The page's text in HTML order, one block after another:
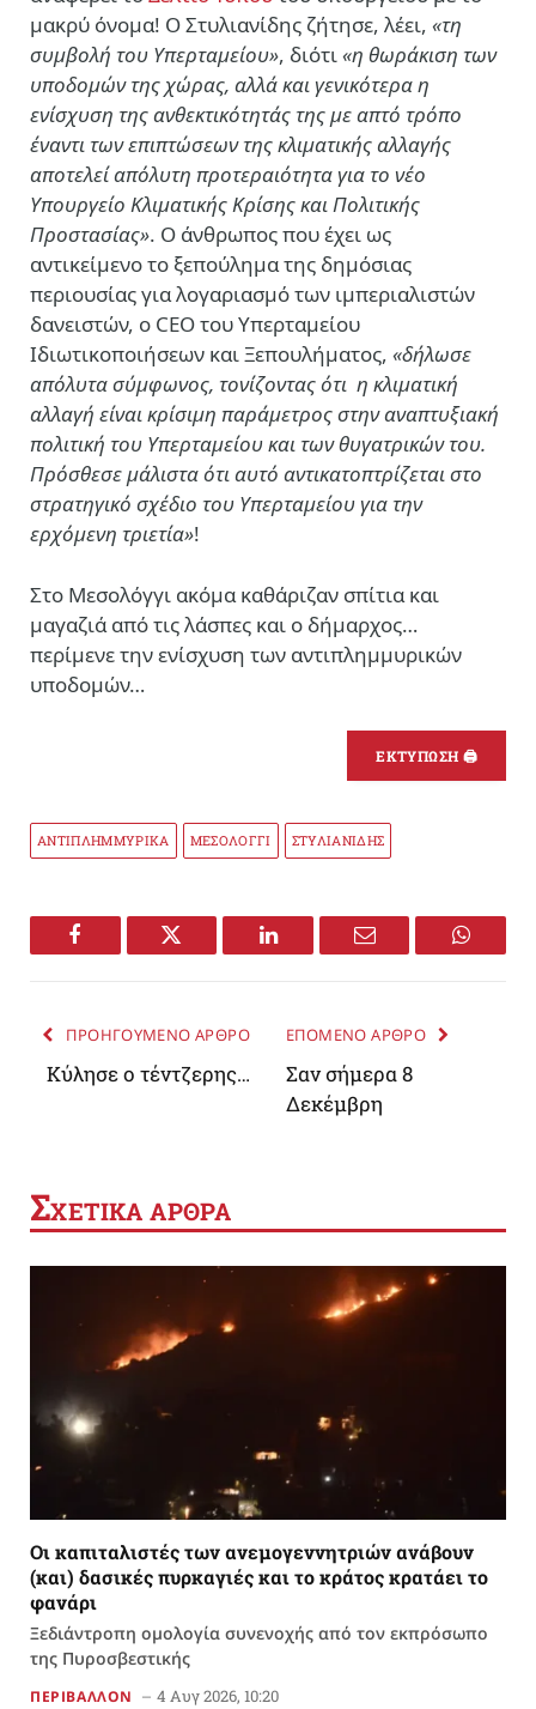
μακρύ όνομα! Ο Στυλιανίδης ζήτησε, λέει, «τη
συμβολή του Υπερταμείου», διότι«η θωράκιση των
υποδομών της χώρας, αλλά και γενικότερα η
ενίσχυση της ανθεκτικότητάς της με απτό τρόπο
έναντι των επιπτώσεων της κλιματικής αλλαγής
αποτελεί απόλυτη προτεραιότητα για το νέο
Υπουργείο Κλιματικής Κρίσης και Πολιτικής
Προστασίας». Ο άνθρωπος που έχει ως
αντικείμενο το ξεπούλημα της δημόσιας
περιουσίας για λογαριασμό των ιμπεριαλιστών
δανειστών, ο CEO του Υπερταμείου
Ιδιωτικοποιήσεων και Ξεπουλήματος, «δήλωσε
απόλυτα σύμφωνος, τονίζοντας ότι η κλιματική
αλλαγή είναι κρίσιμη παράμετρος στην αναπτυξιακή
πολιτική του Υπερταμείου και των θυγατρικών του.
Πρόσθεσε μάλιστα ότι αυτό αντικατοπτρίζεται στο
στρατηγικό σχέδιο του Υπερταμείου για την
ερχόμενη τριετία»!
Στο Μεσολόγγι ακόμα καθάριζαν σπίτια και
μαγαζιά από τις λάσπες και ο δήμαρχος…
περίμενε την ενίσχυση των αντιπλημμυρικών
υποδομών…
ΕΚΤΥΠΩΣΗ 🖨
ΑΝΤΙΠΛΗΜΜΥΡΙΚΑ ΜΕΣΟΛΟΓΓΙ ΣΤΥΛΙΑΝΙΔΗΣ
Facebook Twitter LinkedIn Email
ΠΡΟΗΓΟΥΜΕΝΟ ΑΡΘΡΟ
Κύλησε ο τέντζερης…
ΕΠΟΜΕΝΟ ΑΡΘΡΟ
Σαν σήμερα 8
Δεκέμβρη
ΣΧΕΤΙΚΑ ΑΡΘΡΑ
Οι καπιταλιστές των ανεμογεννητριών ανάβουν
(και) δασικές πυρκαγιές και το κράτος κρατάει το
φανάρι
Ξεδιάντροπη ομολογία συνενοχής από τον εκπρόσωπο
της Πυροσβεστικής
ΠΕΡΙΒΑΛΛΟΝ 4 Αυγ 2026, 10:20